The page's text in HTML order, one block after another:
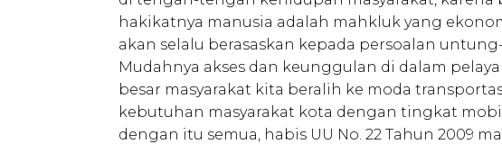
hakikatnya manusia adalah mahkluk yang
akan selalu berasaskan kepada persoalan
Mudahnya akses dan keunggulan di dalam
besar masyarakat kita beralih ke moda
kebutuhan masyarakat kota dengan tingkat
dengan itu semua, habis UU No. 22 Tahun 2009